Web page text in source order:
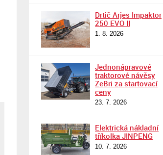
Drtič Arjes Impaktor
250 EVO II
1. 8. 2026
Jednonápravové
traktorové návěsy
ZeBri za startovací
ceny
23. 7. 2026
Elektrická nákladní
tříkolka JINPENG
10. 7. 2026